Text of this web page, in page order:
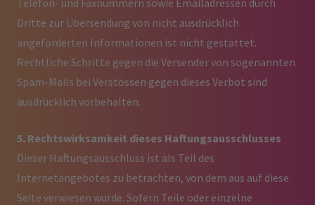
Telefon- und Faxnummern sowie Emailadressen durch
Dritte zur Übersendung von nicht ausdrücklich
angeforderten Informationen ist nicht gestattet.
Rechtliche Schritte gegen die Versender von sogenannten
Spam-Mails bei Verstössen gegen dieses Verbot sind
ausdrücklich vorbehalten.
5. Rechtswirksamkeit dieses Haftungsausschlusses
Dieser Haftungsausschluss ist als Teil des
Internetangebotes zu betrachten, von dem aus auf diese
Seite verwiesen wurde. Sofern Teile oder einzelne